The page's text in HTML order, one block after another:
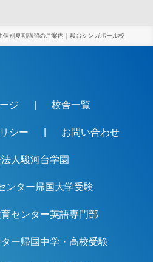
個別夏期講習のご案内｜駿台シンガポール校
ジ 校舎一覧
シー お問い合わせ
人駿河台学園
ンター帰国大学受験
センター英語専門部
ー帰国中学・高校受験